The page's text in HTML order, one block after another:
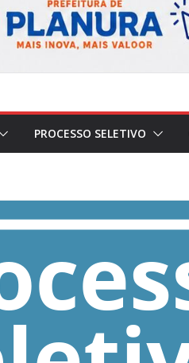
PROCESSO SELETIVO